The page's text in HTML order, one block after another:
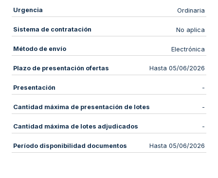
Urgencia Ordinaria
Sistema de contratación No aplica
Método de envío Electrónica
Plazo de presentación ofertas Hasta 05/06/2026
Presentación -
Cantidad máxima de presentación de lotes -
Cantidad máxima de lotes adjudicados -
Período disponibilidad documentos Hasta 05/06/2026